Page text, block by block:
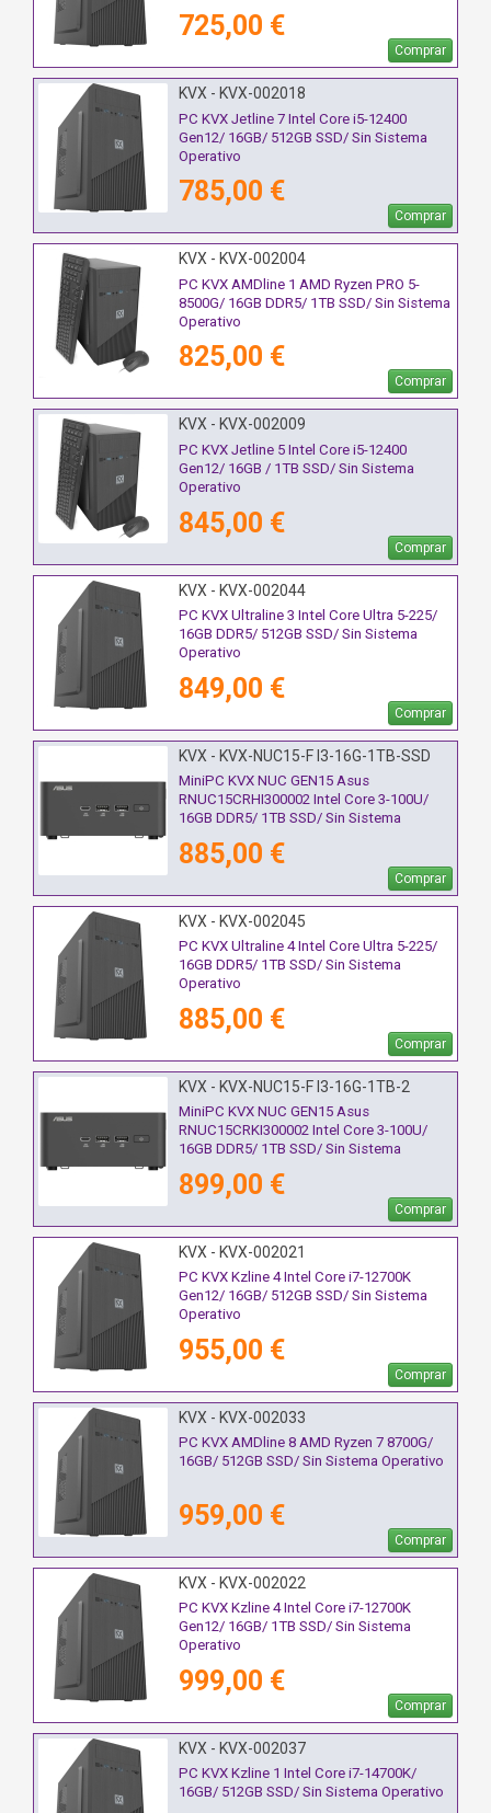
725,00 €
Comprar
KVX - KVX-002018
PC KVX Jetline 7 Intel Core i5-12400
Gen12/ 16GB/ 512GB SSD/ Sin Sistema
Operativo
785,00 €
Comprar
KVX - KVX-002004
PC KVX AMDline 1 AMD Ryzen PRO 5-
8500G/ 16GB DDR5/ 1TB SSD/ Sin Sistema
Operativo
825,00 €
Comprar
KVX - KVX-002009
PC KVX Jetline 5 Intel Core i5-12400
Gen12/ 16GB / 1TB SSD/ Sin Sistema
Operativo
845,00 €
Comprar
KVX - KVX-002044
PC KVX Ultraline 3 Intel Core Ultra 5-225/
16GB DDR5/ 512GB SSD/ Sin Sistema
Operativo
849,00 €
Comprar
KVX - KVX-NUC15-F I3-16G-1TB-SSD
MiniPC KVX NUC GEN15 Asus
RNUC15CRHI300002 Intel Core 3-100U/
16GB DDR5/ 1TB SSD/ Sin Sistema
885,00 €
Comprar
KVX - KVX-002045
PC KVX Ultraline 4 Intel Core Ultra 5-225/
16GB DDR5/ 1TB SSD/ Sin Sistema
Operativo
885,00 €
Comprar
KVX - KVX-NUC15-F I3-16G-1TB-2
MiniPC KVX NUC GEN15 Asus
RNUC15CRKI300002 Intel Core 3-100U/
16GB DDR5/ 1TB SSD/ Sin Sistema
899,00 €
Comprar
KVX - KVX-002021
PC KVX Kzline 4 Intel Core i7-12700K
Gen12/ 16GB/ 512GB SSD/ Sin Sistema
Operativo
955,00 €
Comprar
KVX - KVX-002033
PC KVX AMDline 8 AMD Ryzen 7 8700G/
16GB/ 512GB SSD/ Sin Sistema Operativo
959,00 €
Comprar
KVX - KVX-002022
PC KVX Kzline 4 Intel Core i7-12700K
Gen12/ 16GB/ 1TB SSD/ Sin Sistema
Operativo
999,00 €
Comprar
KVX - KVX-002037
PC KVX Kzline 1 Intel Core i7-14700K/
16GB/ 512GB SSD/ Sin Sistema Operativo